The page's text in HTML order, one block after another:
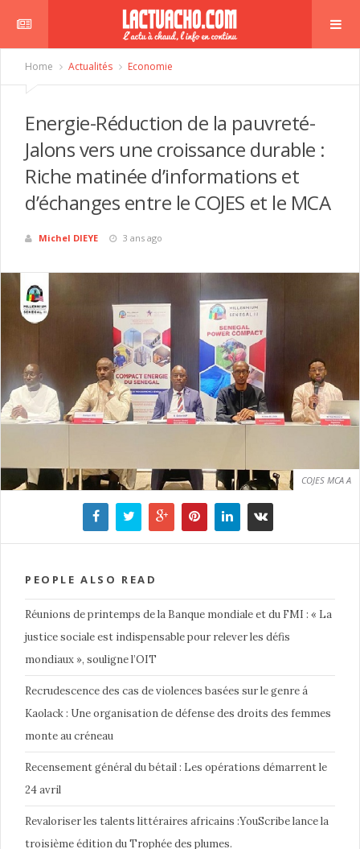
Home Actualités Economie
Energie-Réduction de la pauvreté-
Jalons vers une croissance durable :
Riche matinée d’informations et
d’échanges entre le COJES et le MCA
Michel DIEYE 3 ans ago
COJES MCA A
PEOPLE ALSO READ
Réunions de printemps de la Banque mondiale et du FMI : « La
justice sociale est indispensable pour relever les défis
mondiaux », souligne l’OIT
Recrudescence des cas de violences basées sur le genre á
Kaolack : Une organisation de défense des droits des femmes
monte au créneau
Recensement général du bétail : Les opérations démarrent le
24 avril
Revaloriser les talents littéraires africains :YouScribe lance la
troisième édition du Trophée des plumes.